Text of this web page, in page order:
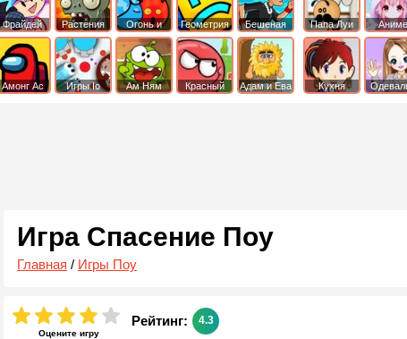
Фрайдей
Найт
Фанкин
Растения
против
Зомби
Огонь и
Вода
Геометрия
Даш
Бешеная
бабка
сбежала из
психушки
Амонг Ас Игры Io Ам Ням
Красный
Адам и Ева
Папа Луи Аниме
Кухня
Игра Спасение Поу
Главная / Игры Поу
Оцените игру
Рейтинг: 4.3